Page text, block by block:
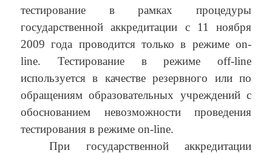
тестирование в рамках процедуры
государственной аккредитации с 11 ноября
2009 года проводится только в режиме on-
line. Тестирование в режиме off-line
используется в качестве резервного или по
обращениям образовательных учреждений с
обоснованием невозможности проведения
тестирования в режиме on-line.
При государственной аккредитации